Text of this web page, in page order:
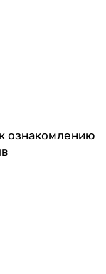
ознакомлению